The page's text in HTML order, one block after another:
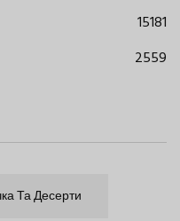
15181
2559
Та Десерти